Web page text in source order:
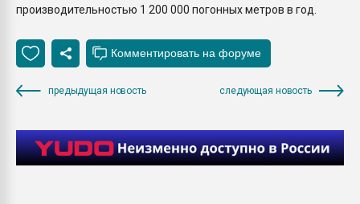
производительностью 1 200 000 погонных метров в год.
предыдущая новость следующая новость